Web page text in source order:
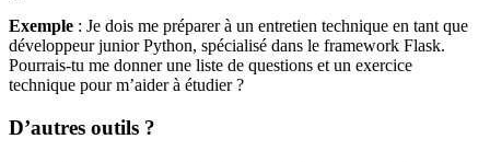
Exemple : Je dois me préparer à un entretien technique en tant que
développeur junior Python, spécialisé dans le framework Flask.
Pourrais-tu me donner une liste de questions et un exercice
technique pour m’aider à étudier ?
D’autres outils ?